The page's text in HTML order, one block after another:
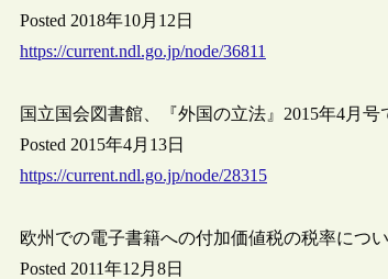
Posted 2018年10月12日
https://current.ndl.go.jp/node/36811
国立国会図書館、『外国の立法』2015年4月
Posted 2015年4月13日
https://current.ndl.go.jp/node/28315
欧州での電子書籍への付加価値税の税率につ
Posted 2011年12月8日